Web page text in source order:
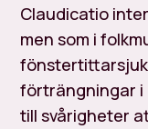
Claudicatio
men som i
förträngningar i
till svårigheter